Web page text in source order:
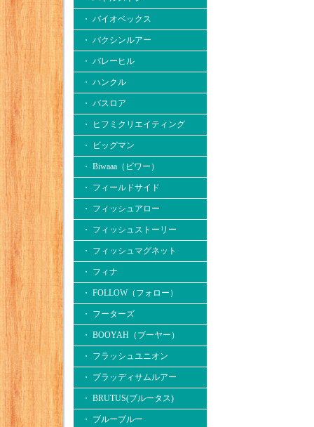
・ バイオベックス
・ バクシンルアー
・ バレーヒル
・ ハンクル
・ バスロア
・ ヒフミクリエイティング
・ ビッグマン
・ Biwaaa（ビワー）
・ フィールドサイド
・ フィッシュアロー
・ フィッシュストーリー
・ フィッシュマグネット
・ フィナ
・ FOLLOW（フォロー）
・ フーターズ
・ BOOYAH（ブーヤー）
・ フラッシュユニオン
・ ブラッディサムルアー
・ BRUTUS(ブルータス)
・ ブルーブルー